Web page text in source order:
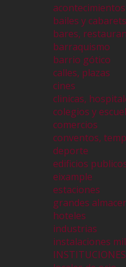
acontecimientos
bailes y cabarets
bares,
barraquismo
barrio gótico
calles, plazas
cines
clinicas,
colegios y
comercios
conventos,
deporte
edificios
eixample
estaciones
grandes
hoteles
industrias
instalaciones
INSTITUCIONES